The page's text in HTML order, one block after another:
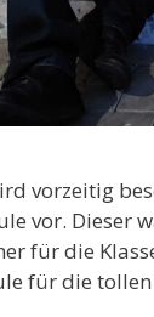
vorzeitig
vor. Dieser
für die
für die